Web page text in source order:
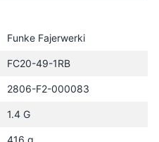
Funke Fajerwerki
FC20-49-1RB
2806-F2-000083
1.4 G
416 g